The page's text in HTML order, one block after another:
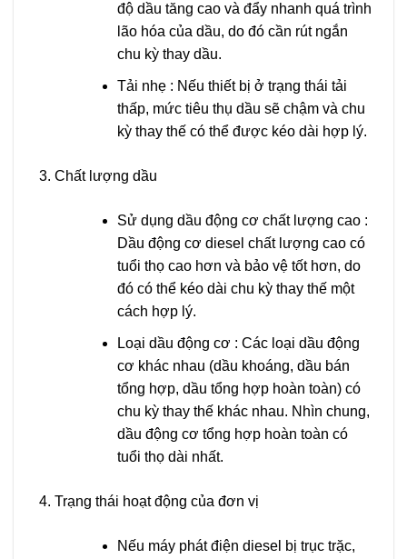
độ dầu tăng cao và đẩy nhanh quá trình
lão hóa của dầu, do đó cần rút ngắn
chu kỳ thay dầu.
Tải nhẹ: Nếu thiết bị ở trạng thái tải
thấp, mức tiêu thụ dầu sẽ chậm và chu
kỳ thay thế có thể được kéo dài hợp lý.
Chất lượng dầu
Sử dụng dầu động cơ chất lượng cao:
Dầu động cơ diesel chất lượng cao có
tuổi thọ cao hơn và bảo vệ tốt hơn, do
đó có thể kéo dài chu kỳ thay thế một
cách hợp lý.
Loại dầu động cơ : Các loại dầu động
cơ khác nhau (dầu khoáng, dầu bán
tổng hợp, dầu tổng hợp hoàn toàn) có
chu kỳ thay thế khác nhau. Nhìn chung,
dầu động cơ tổng hợp hoàn toàn có
tuổi thọ dài nhất.
Trạng thái hoạt động của đơn vị
Nếu máy phát điện diesel bị trục trặc,